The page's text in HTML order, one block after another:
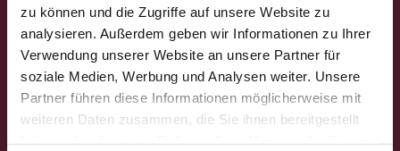
zu können und die Zugriffe auf unsere Website zu
analysieren. Außerdem geben wir Informationen zu Ihrer
Verwendung unserer Website an unsere Partner für
soziale Medien, Werbung und Analysen weiter. Unsere
Partner führen diese Informationen möglicherweise mit
weiteren Daten zusammen, die Sie ihnen bereitgestellt
Gedanken für die Woche
Gemeindefest
Veranstaltungen
Gottesdienstformen
Andachten